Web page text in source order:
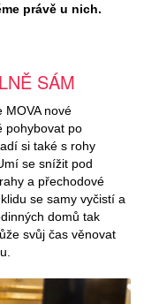
právě u nich.
SÁM
MOVA nové
pohybovat po
si také s rohy
se snížit pod
a přechodové
se samy vyčistí a
domů tak
svůj čas věnovat